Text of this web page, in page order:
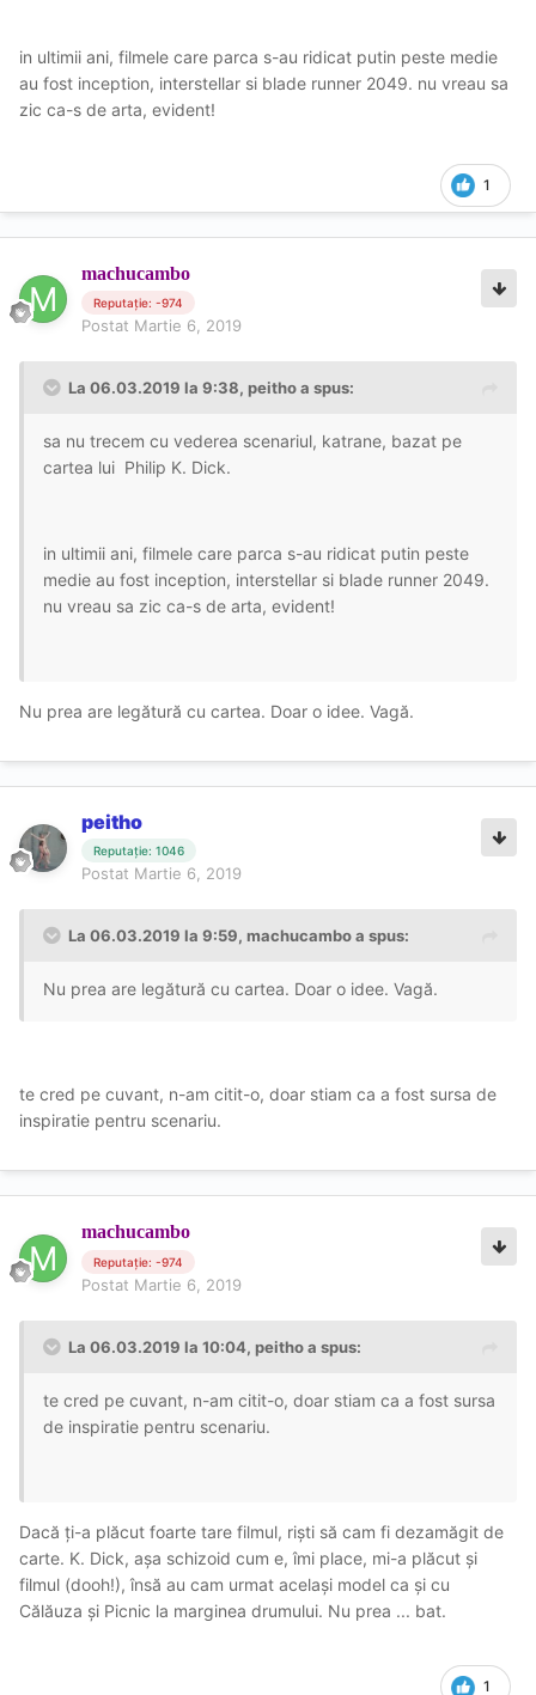
in ultimii ani, filmele care parca s-au ridicat putin peste medie
au fost inception, interstellar si blade runner 2049. nu vreau sa
zic ca-s de arta, evident!
1
machucambo
Reputație: -974
Postat Martie 6, 2019
La 06.03.2019 la 9:38, peitho a spus:
sa nu trecem cu vederea scenariul, katrane, bazat pe
cartea lui Philip K. Dick.
in ultimii ani, filmele care parca s-au ridicat putin peste
medie au fost inception, interstellar si blade runner 2049.
nu vreau sa zic ca-s de arta, evident!
Nu prea are legătură cu cartea. Doar o idee. Vagă.
peitho
Reputație: 1046
Postat Martie 6, 2019
La 06.03.2019 la 9:59, machucambo a spus:
Nu prea are legătură cu cartea. Doar o idee. Vagă.
te cred pe cuvant, n-am citit-o, doar stiam ca a fost sursa de
inspiratie pentru scenariu.
machucambo
Reputație: -974
Postat Martie 6, 2019
La 06.03.2019 la 10:04, peitho a spus:
te cred pe cuvant, n-am citit-o, doar stiam ca a fost sursa
de inspiratie pentru scenariu.
Dacă ți-a plăcut foarte tare filmul, riști să cam fi dezamăgit de
carte. K. Dick, așa schizoid cum e, îmi place, mi-a plăcut și
filmul (dooh!), însă au cam urmat același model ca și cu
Călăuza și Picnic la marginea drumului. Nu prea ... bat.
1